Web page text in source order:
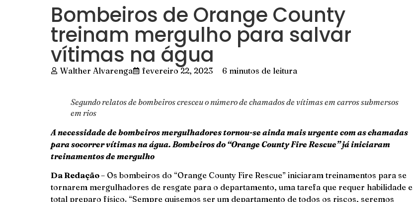
Bombeiros de Orange County
treinam mergulho para salvar
vítimas na água
Walther Alvarenga fevereiro 22, 2023 6 minutos de leitura
Segundo relatos de bombeiros cresceu o número de chamados de vítimas em carros submersos
em rios
A necessidade de bombeiros mergulhadores tornou-se ainda mais urgente com as chamadas
para socorrer vítimas na água. Bombeiros do “Orange County Fire Rescue” já iniciaram
treinamentos de mergulho
Da Redação– Os bombeiros do “Orange County Fire Rescue” iniciaram treinamentos para se
tornarem mergulhadores de resgate para o departamento, uma tarefa que requer habilidade e
total preparo físico. “Sempre quisemos ser um departamento de todos os riscos, seremos